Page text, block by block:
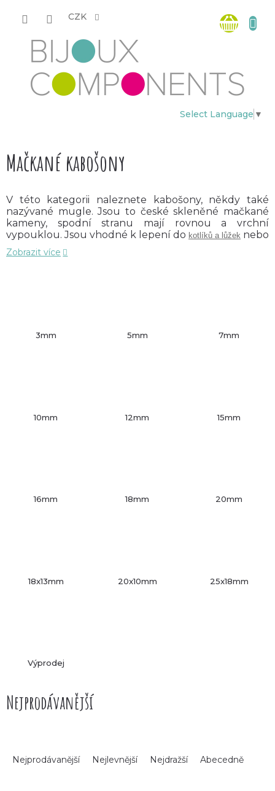
CZK
Select Language ▼
košík
Mačkané kabošony
V této kategorii naleznete kabošony, někdy také
nazývané mugle. Jsou to české skleněné mačkané
kameny, spodní stranu mají rovnou a vrchní
vypouklou. Jsou vhodné k lepení do kotlíků a lůžek nebo
na obšívání
rokajly
Zobrazit více
3mm 5mm 7mm
10mm 12mm 15mm
16mm 18mm 20mm
18x13mm 20x10mm 25x18mm
Výprodej
Nejprodávanější
Nejprodávanější Nejlevnější Nejdražší Abecedně